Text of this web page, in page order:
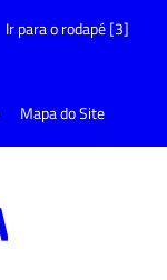
Ir para o rodapé [3]
Mapa do Site